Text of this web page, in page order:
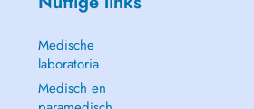
Medische
laboratoria
Medisch en